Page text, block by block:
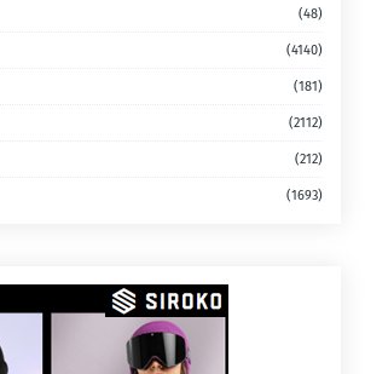
(48)
(4140)
(181)
(2112)
(212)
(1693)